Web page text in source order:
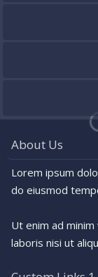
About Us
Lorem ipsum
do eiusmod
Ut enim ad
laboris nisi ut